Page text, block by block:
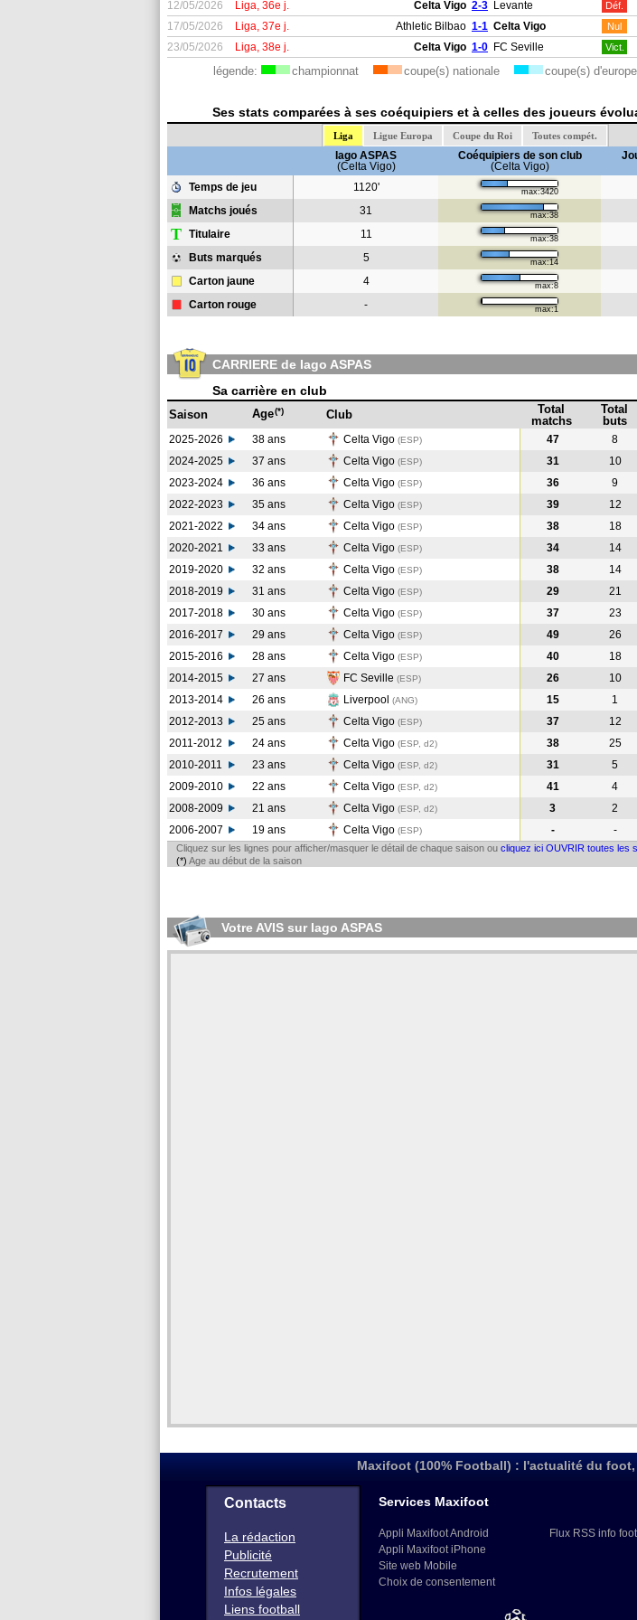
12/05/2026
Liga, 36e j. Celta Vigo 2-3 Levante Déf.
17/05/2026
Liga, 37e j. Athletic Bilbao 1-1 Celta Vigo Nul
23/05/2026
Liga, 38e j. Celta Vigo 1-0 FC Seville Vict.
légende: championnat coupe(s) nationale coupe(s) d'europe
Ses stats comparées à ses coéquipiers et à celles des joueurs
Liga Ligue Europa Coupe du Roi Toutes compét.
Iago ASPAS
(Celta Vigo)
Coéquipiers de son club
(Celta Vigo)
Temps de jeu
1120' max:3420
Matchs joués 31 max:38
T Titulaire 11 max:38
Buts marqués 5 max:14
Carton jaune 4 max:8
Carton rouge - max:1
CARRIERE de Iago ASPAS
Sa carrière en club
Saison Age(*) Club
Total
matchs
Total
buts
2025-2026 38 ans Celta Vigo (ESP) 47 8
2024-2025
37 ans Celta Vigo (ESP) 31 10
2023-2024
36 ans Celta Vigo (ESP) 36 9
2022-2023
35 ans Celta Vigo (ESP) 39 12
2021-2022
34 ans Celta Vigo (ESP) 38 18
2020-2021
33 ans Celta Vigo (ESP) 34 14
2019-2020
32 ans Celta Vigo (ESP) 38 14
2018-2019
31 ans Celta Vigo (ESP) 29 21
2017-2018
30 ans Celta Vigo (ESP) 37 23
2016-2017
29 ans Celta Vigo (ESP) 49 26
2015-2016
28 ans Celta Vigo (ESP) 40 18
2014-2015
27 ans FC Seville (ESP) 26 10
2013-2014
26 ans Liverpool (ANG) 15 1
2012-2013
25 ans Celta Vigo (ESP) 37 12
2011-2012
24 ans Celta Vigo (ESP, d2) 38 25
2010-2011
23 ans Celta Vigo (ESP, d2) 31 5
2009-2010
22 ans Celta Vigo (ESP, d2) 41 4
2008-2009
21 ans Celta Vigo (ESP, d2) 3 2
2006-2007
19 ans Celta Vigo (ESP) - -
Cliquez sur les lignes pour afficher/masquer le détail de chaque saison ou cliquez ici OUVRIR toutes les
(*) Age au début de la saison
Votre AVIS sur Iago ASPAS
Maxifoot (100% Football) : l'actualité du
Contacts
La rédaction
Publicité
Recrutement
Infos légales
Liens football
Services Maxifoot
Appli Maxifoot Android
Appli Maxifoot iPhone
Site web Mobile
Choix de consentement
Flux RSS info foot